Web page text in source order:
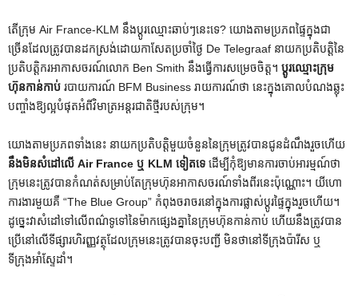
តើ​ក្រុម Air France-KLM នឹង​ប្តូរ​ឈ្មោះ​ឆាប់ៗ​នេះ​ទេ? យោងតាមប្រភពផ្ទៃក្នុងជា
ច្រើនដែលត្រូវបានដកស្រង់ដោយកាសែតប្រចាំថ្ងៃ De Telegraaf នាយកប្រតិបត្តិនៃ
ប្រតិបត្តិករអាកាសចរណ៍លោក Ben Smith នឹងធ្វើការសម្រេចចិត្ត។ ប្តូរឈ្មោះក្រុម
ហ៊ុនកាន់កាប់ របាយការណ៍ BFM Business រាយការណ៍ថា នេះក្នុងគោលបំណងឆ្លុះ
បញ្ចាំងឱ្យល្អបំផុតអំពីវិមាត្រអន្តរជាតិថ្មីរបស់ក្រុម។
យោងតាមប្រភពទាំងនេះ នាយកប្រតិបត្តិមួយចំនួននៃក្រុមត្រូវបានជូនដំណឹងរួចហើយ
នឹងមិនសំដៅលើ Air France ឬ KLM ទៀតទេ ដើម្បីកុំឱ្យមានការចាប់អារម្មណ៍ថា
ក្រុមនេះត្រូវបានកំណត់សម្រាប់តែក្រុមហ៊ុនអាកាសចរណ៍ទាំងពីរនេះប៉ុណ្ណោះ។ យីហោ
ការងារមួយគឺ “The Blue Group” កំពុងចរាចរនៅក្នុងការផ្លាស់ប្តូរផ្ទៃក្នុងរួចហើយ។
ដូច្នេះវាសំដៅទៅលើពណ៌ទូទៅនៃម៉ាកផ្សេងគ្នានៃក្រុមហ៊ុនកាន់កាប់ ហើយនឹងត្រូវបាន
ប្រើនៅលើទីផ្សារហិរញ្ញវត្ថុដែលក្រុមនេះត្រូវបានចុះបញ្ជី មិនថានៅទីក្រុងប៉ារីស ឬ
ទីក្រុងអាំស្ទែដាំ។